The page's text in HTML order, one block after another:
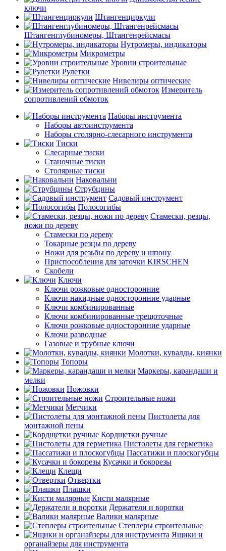
ключи
Штангенциркули
Штангенглубиномеры, Штангенрейсмасы
Нутромеры, индикаторы
Микрометры
Уровни строительные
Рулетки
Нивелиры оптические
Измеритель
сопротивлений обмоток
Наборы инструмента
Наборы автоинструмента
Наборы столярно-слесарного инструмента
Тиски
Слесарные тиски
Станочные тиски
Столярные тиски
Наковальни
Струбцины
Садовый инструмент
Полосогибы
Стамески, резцы,
ножи по дереву
Стамески по дереву
Токарные резцы по дереву
Ножи для резьбы по дереву и шпону
Приспособления для заточки KIRSCHEN
Скобели
Ключи
Ключи рожковые односторонние
Ключи накидные односторонние ударные
Ключи комбинированные
Ключи комбинированные трещоточные
Ключи рожковые односторонние ударные
Ключи разводные
Газовые и трубные ключи
Молотки, кувалды, киянки
Топоры
Маркеры, карандаши и
мелки
Ножовки
Строительные ножи
Метчики
Пистолеты для
монтажной пены
Кордщетки ручные
Пистолеты для герметика
Пассатижи и плоскогубцы
Кусачки и бокорезы
Клещи
Отвертки
Плашки
Кисти малярные
Держатели и воротки
Валики малярные
Степлеры строительные
Ящики и
органайзеры для инструмента